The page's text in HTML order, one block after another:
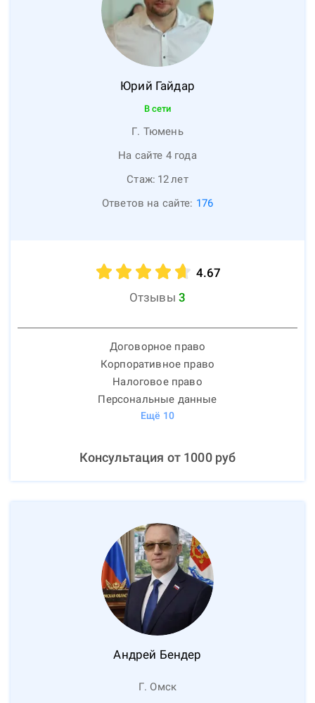
Юрий Гайдар
В сети
Г. Тюмень
На сайте 4 года
Стаж: 12лет
Ответов на сайте: 176
4.67
Отзывы 3
Договорное право
Корпоративное право
Налоговое право
Персональные данные
Ещё 10
Консультация от 1000руб
Андрей Бендер
Г. Омск